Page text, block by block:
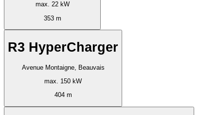
max. 22 kW
353 m
R3 HyperCharger
Avenue Montaigne, Beauvais
max. 150 kW
404 m